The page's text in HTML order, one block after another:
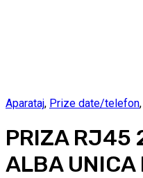
Aparataj, Prize date/telefon,
PRIZA RJ45
ALBA UNICA